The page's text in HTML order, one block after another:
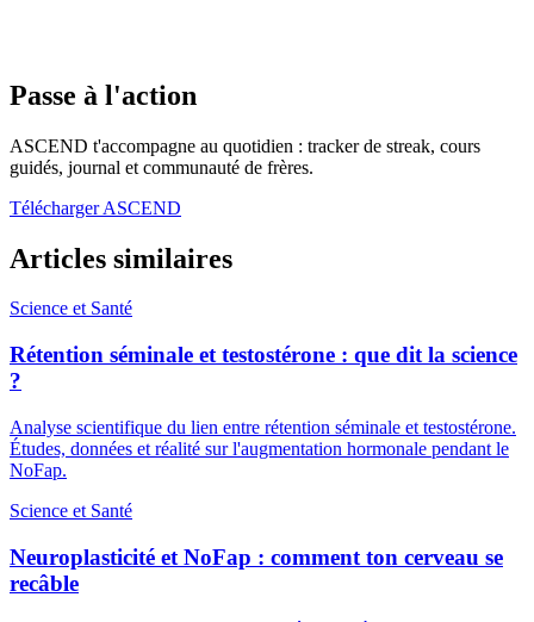
Passe à l'action
ASCEND t'accompagne au quotidien : tracker de streak, cours
guidés, journal et communauté de frères.
Télécharger ASCEND
Articles similaires
Science et Santé
Rétention séminale et testostérone : que dit la science
?
Analyse scientifique du lien entre rétention séminale et testostérone.
Études, données et réalité sur l'augmentation hormonale pendant le
NoFap.
Science et Santé
Neuroplasticité et NoFap : comment ton cerveau se
recâble